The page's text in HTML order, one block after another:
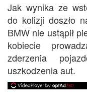
Jak wynika ze
do kolizji doszło
BMW nie ustąpił
kobiecie
zderzenia
uszkodzenia aut.